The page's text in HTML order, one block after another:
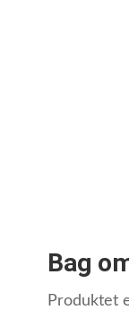
Bag
Produktet